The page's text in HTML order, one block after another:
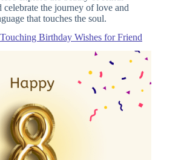
celebrate the journey of love and
that touches the soul.
Birthday Wishes for Friend